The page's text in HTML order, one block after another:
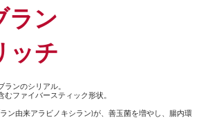
ラン
ッチ
ンのシリアル。
ファイバースティック形状。
ン由来アラビノキシラン)が、善玉菌を増やし、腸内環